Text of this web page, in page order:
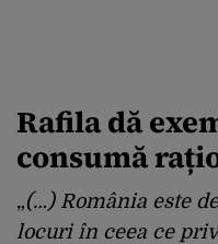
Rafila dă
consumă
„(…) România este
locuri în ceea ce